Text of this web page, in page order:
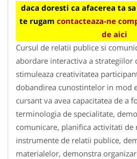
daca doresti ca afacerea ta
te rugam contacteaza-ne
de aici
Cursul de relatii publice si
abordare interactiva a strategiilor
stimuleaza creativitatea
dobandirea cunostintelor in mod
cursant va avea capacitatea de a
terminologia de specialitate,
comunicare, planifica activitati
instrumente de relatii publice,
materialelor, demonstra